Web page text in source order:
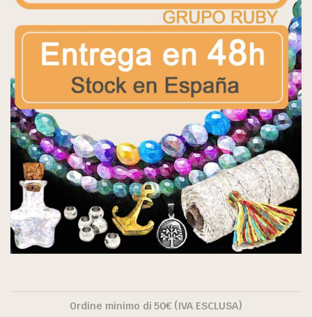
Ordine minimo di 50€ (IVA ESCLUSA)